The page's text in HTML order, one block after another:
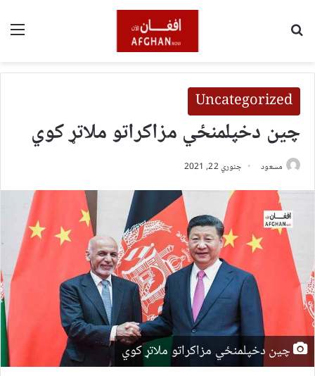
Uncategorized
چین دخپلمنځي مزاکراتو ملاتړ کوي
مسعود جنوري 22, 2021
چین دخپلمنځي مزاکراتو ملاتړ کوي